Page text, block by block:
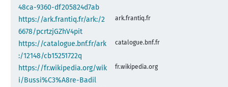
48ca-9360-df205824d7ab
https://ark.frantiq.fr/ark:/2
6678/pcrtzjGZhV4pit
ark.frantiq.fr
https://catalogue.bnf.fr/ark
:/12148/cb15251722q
catalogue.bnf.fr
https://fr.wikipedia.org/wik
i/Bussi%C3%A8re-Badil
fr.wikipedia.org